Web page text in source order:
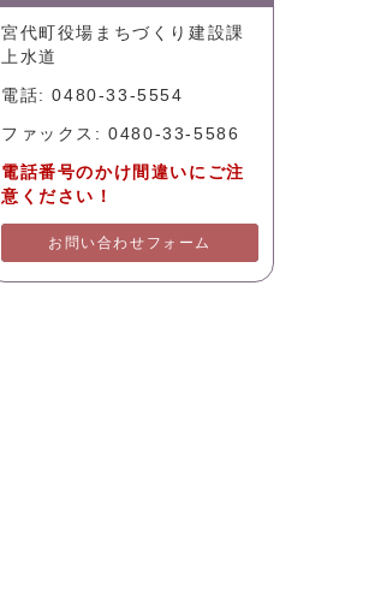
宮代町役場まちづくり建設課
上水道
電話: 0480-33-5554
ファックス: 0480-33-5586
電話番号のかけ間違いにご注
意ください！
お問い合わせフォーム